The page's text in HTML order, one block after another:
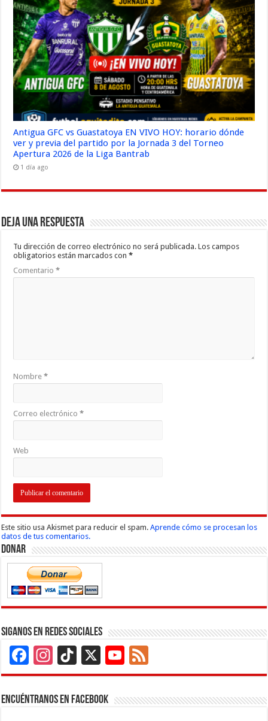
Antigua GFC vs Guastatoya EN VIVO HOY: horario dónde
ver y previa del partido por la Jornada 3 del Torneo
Apertura 2026 de la Liga Bantrab
1 día ago
Deja una respuesta
Tu dirección de correo electrónico no será publicada. Los campos
obligatorios están marcados con*
Comentario*
Nombre*
Correo electrónico*
Web
Este sitio usa Akismet para reducir el spam.Aprende cómo se procesan los
datos de tus comentarios.
Donar
Siganos en Redes Sociales
Facebook
Instagram
TikTok
X
YouTube
Channel
Encuéntranos en Facebook